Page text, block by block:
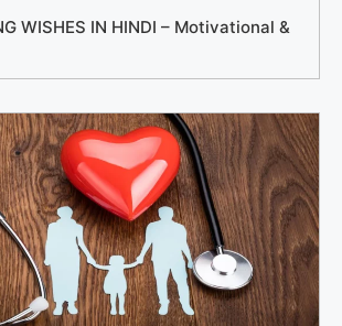
WISHES IN HINDI – Motivational &